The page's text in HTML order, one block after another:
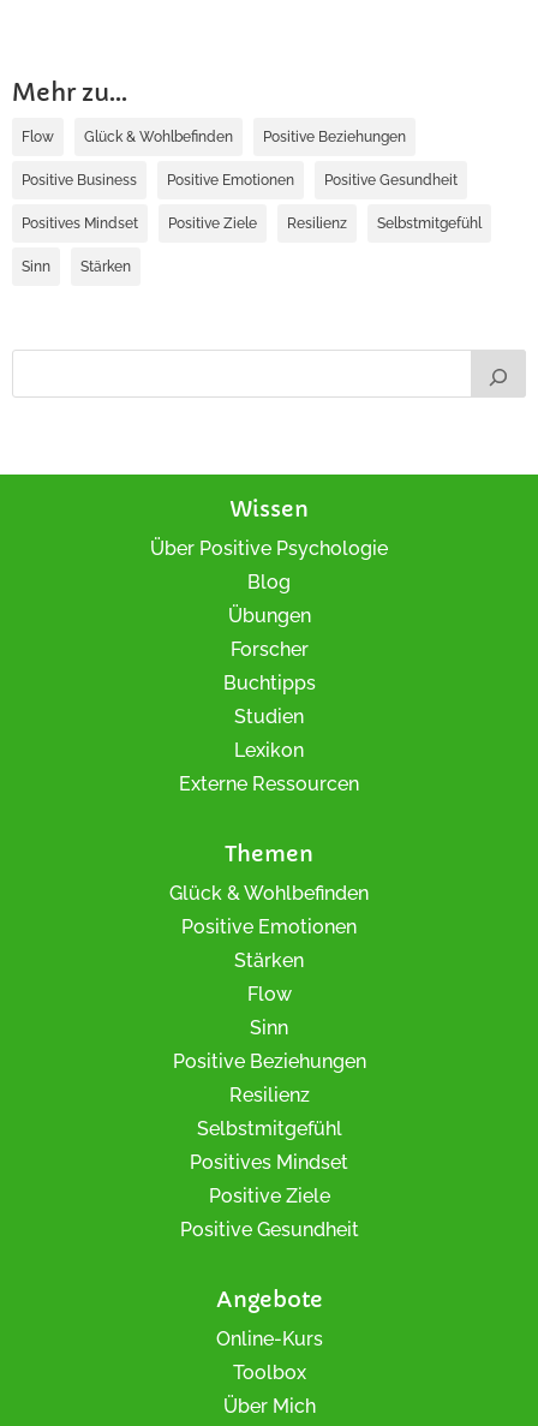
Mehr zu...
Flow Glück & Wohlbefinden Positive Beziehungen
Positive Business Positive Emotionen Positive Gesundheit
Positives Mindset Positive Ziele Resilienz Selbstmitgefühl
Sinn Stärken
Wissen
Über Positive Psychologie
Blog
Übungen
Forscher
Buchtipps
Studien
Lexikon
Externe Ressourcen
Themen
Glück & Wohlbefinden
Positive Emotionen
Stärken
Flow
Sinn
Positive Beziehungen
Resilienz
Selbstmitgefühl
Positives Mindset
Positive Ziele
Positive Gesundheit
Angebote
Online-Kurs
Toolbox
Über Mich